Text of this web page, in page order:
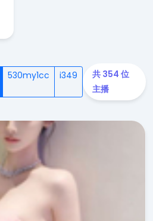
530my1cc i349
共 354 位
主播